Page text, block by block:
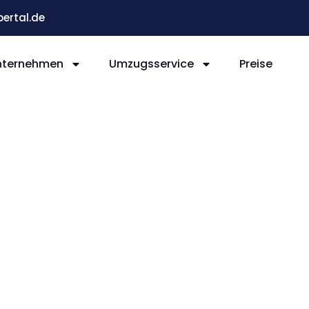
Umzugsservice Preise